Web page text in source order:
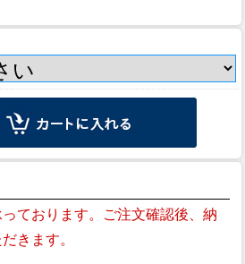
ております。ご注文確認後、納
きます。